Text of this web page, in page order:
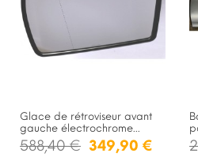
Glace de rétroviseur avant
gauche électrochrome...
588,40 € 349,90 €